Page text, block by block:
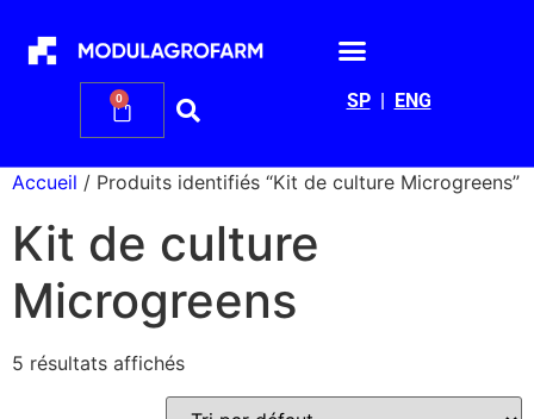
0 SP| ENG
Accueil / Produits identifiés “Kit de culture Microgreens”
Kit de culture
Microgreens
5 résultats affichés